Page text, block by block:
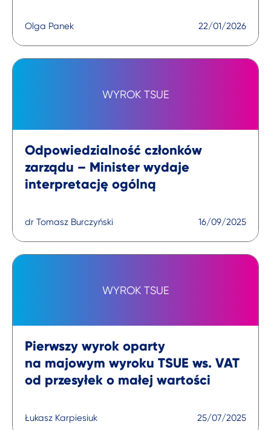
Olga Panek 22/01/2026
WYROK TSUE
Odpowiedzialność członków
zarządu – Minister wydaje
interpretację ogólną
dr Tomasz Burczyński 16/09/2025
WYROK TSUE
Pierwszy wyrok oparty
na majowym wyroku TSUE ws. VAT
od przesyłek o małej wartości
Łukasz Karpiesiuk 25/07/2025